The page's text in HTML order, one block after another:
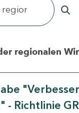
regionalen
Richtlinie